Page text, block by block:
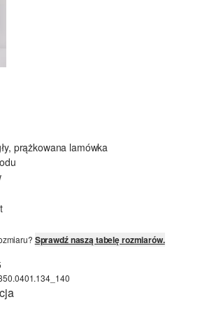
prążkowana lamówka
Sprawdź naszą tabelę rozmiarów.